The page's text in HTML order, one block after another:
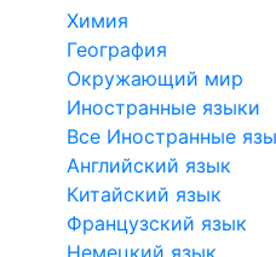
Химия
География
Окружающий мир
Иностранные языки
Все Иностранные
Английский язык
Китайский язык
Французский язык
Немецкий язык